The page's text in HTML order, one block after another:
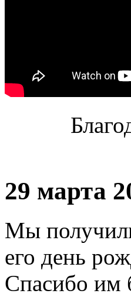
29 марта
Мы
его день
Спасибо им